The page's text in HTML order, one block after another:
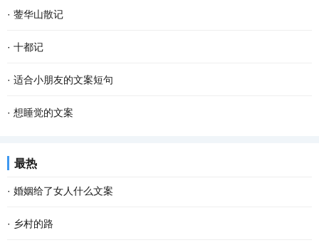
· 蓥华山散记
· 十都记
· 适合小朋友的文案短句
· 想睡觉的文案
最热
· 婚姻给了女人什么文案
· 乡村的路